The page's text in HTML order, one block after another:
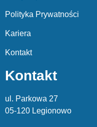
Polityka Prywatności
Kariera
Kontakt
Kontakt
ul. Parkowa 27
05-120 Legionowo